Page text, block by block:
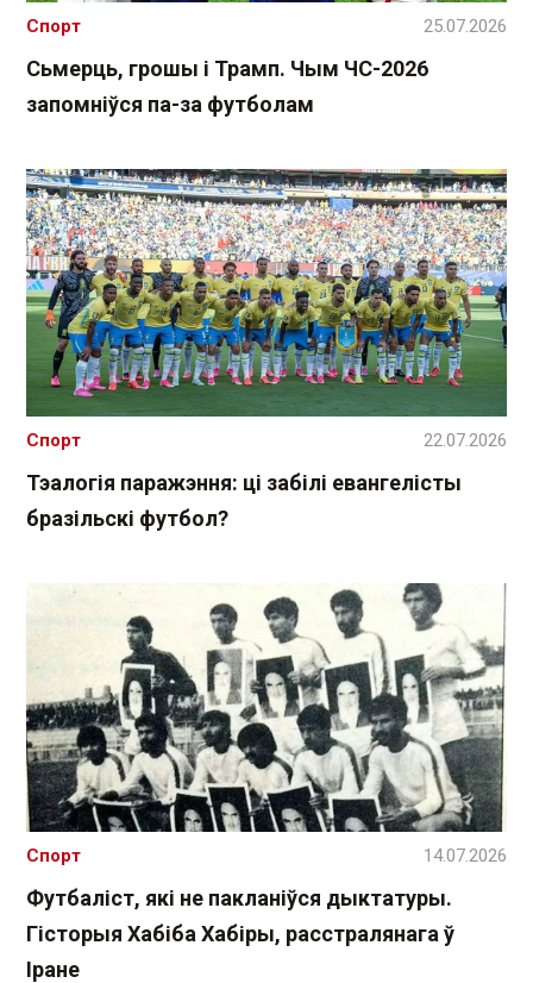
Сьмерць, грошы і Трамп. Чым ЧС-2026
запомніўся па-за футболам
Спорт 25.07.2026
Тэалогія паражэння: ці забілі евангелісты
бразільскі футбол?
Спорт 22.07.2026
Футбаліст, які не пакланіўся дыктатуры.
Гісторыя Хабіба Хабіры, расстралянага ў
Іране
Спорт 14.07.2026